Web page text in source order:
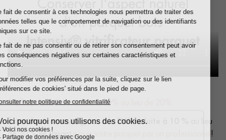
Profitez de la TVA réduite à 10% au lieu de 20%
Faites des économies grâce à laTVA réduite à 10 %
au lieu
de 20 % en faisantposer votre parquet par un professionnel !